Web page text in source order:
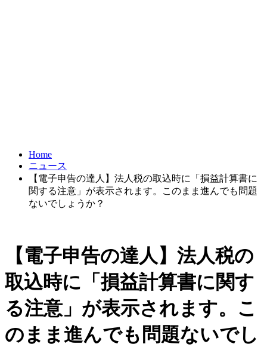
Home
ニュース
【電子申告の達人】法人税の取込時に「損益計算書に
関する注意」が表示されます。このまま進んでも問題
ないでしょうか？
【電子申告の達人】法人税の
取込時に「損益計算書に関す
る注意」が表示されます。こ
のまま進んでも問題ないでし